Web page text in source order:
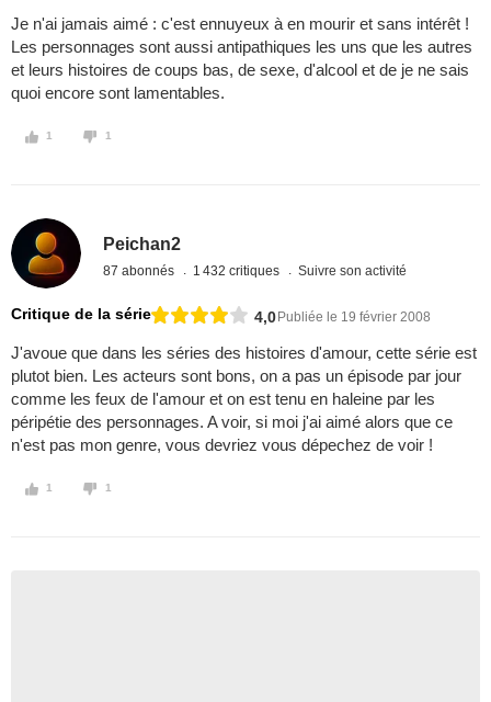
Je n'ai jamais aimé : c'est ennuyeux à en mourir et sans intérêt !
Les personnages sont aussi antipathiques les uns que les autres
et leurs histoires de coups bas, de sexe, d'alcool et de je ne sais
quoi encore sont lamentables.
1 1
Peichan2
87 abonnés 1 432 critiques Suivre son activité
Critique de la série 4,0Publiée le 19 février 2008
J'avoue que dans les séries des histoires d'amour, cette série est
plutot bien. Les acteurs sont bons, on a pas un épisode par jour
comme les feux de l'amour et on est tenu en haleine par les
péripétie des personnages. A voir, si moi j'ai aimé alors que ce
n'est pas mon genre, vous devriez vous dépechez de voir !
1 1